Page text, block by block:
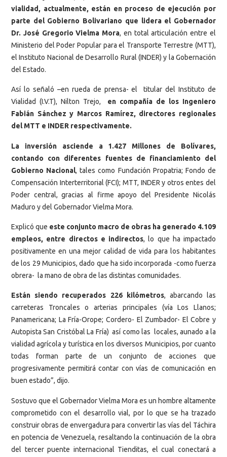
vialidad, actualmente, están en proceso de ejecución por
parte del Gobierno Bolivariano que lidera el Gobernador
Dr. José Gregorio Vielma Mora, en total articulación entre el
Ministerio del Poder Popular para el Transporte Terrestre (MTT),
el Instituto Nacional de Desarrollo Rural (INDER) y la Gobernación
del Estado.
Así lo señaló –en rueda de prensa- el titular del Instituto de
Vialidad (I.V.T), Nilton Trejo, en compañía de los Ingeniero
Fabián Sánchez y Marcos Ramírez, directores regionales
del MTT e INDER respectivamente.
La inversión asciende a 1.427 Millones de Bolívares,
contando con diferentes fuentes de financiamiento del
Gobierno Nacional, tales como Fundación Propatria; Fondo de
Compensación Interterritorial (FCI); MTT, INDER y otros entes del
Poder central, gracias al firme apoyo del Presidente Nicolás
Maduro y del Gobernador Vielma Mora.
Explicó que este conjunto macro de obras ha generado 4.109
empleos, entre directos e indirectos, lo que ha impactado
positivamente en una mejor calidad de vida para los habitantes
de los 29 Municipios, dado que ha sido incorporada -como fuerza
obrera- la mano de obra de las distintas comunidades.
Están siendo recuperados 226 kilómetros, abarcando las
carreteras Troncales o arterias principales (vía Los Llanos;
Panamericana; La Fría-Orope; Cordero- El Zumbador- El Cobre y
Autopista San Cristóbal La Fría) así como las locales, aunado a la
vialidad agrícola y turística en los diversos Municipios, por cuanto
todas forman parte de un conjunto de acciones que
progresivamente permitirá contar con vías de comunicación en
buen estado”, dijo.
Sostuvo que el Gobernador Vielma Mora es un hombre altamente
comprometido con el desarrollo vial, por lo que se ha trazado
construir obras de envergadura para convertir las vías del Táchira
en potencia de Venezuela, resaltando la continuación de la obra
del tercer puente internacional Tienditas, el cual conectará a